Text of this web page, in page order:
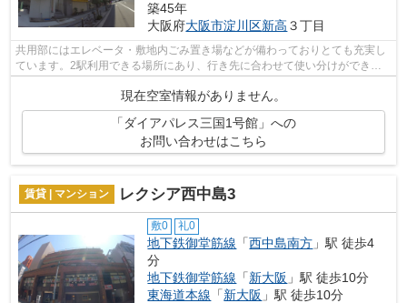
築45年
大阪府大阪市淀川区新高 ３丁目
共用部にはエレベータ・敷地内ごみ置き場などが備わっておりとても充実し
ています。2駅利用できる場所にあり、行き先に合わせて使い分けができま
現在空室情報がありません。
「ダイアパレス三国1号館」への
お問い合わせはこちら
賃貸 | マンション レクシア西中島3
敷0 礼0
地下鉄御堂筋線 「西中島南方 」駅 徒歩4
分
地下鉄御堂筋線 「新大阪 」駅 徒歩10分
東海道本線 「新大阪 」駅 徒歩10分